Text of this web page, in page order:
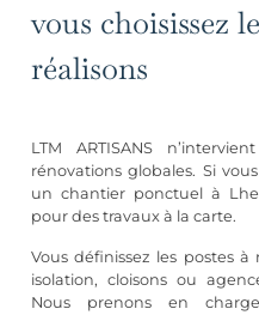
vous choisissez
réalisons
LTM ARTISANS
rénovations globales. Si
un chantier ponctuel à
pour des travaux à la carte.
Vous définissez les postes à
isolation, cloisons ou
Nous prenons en